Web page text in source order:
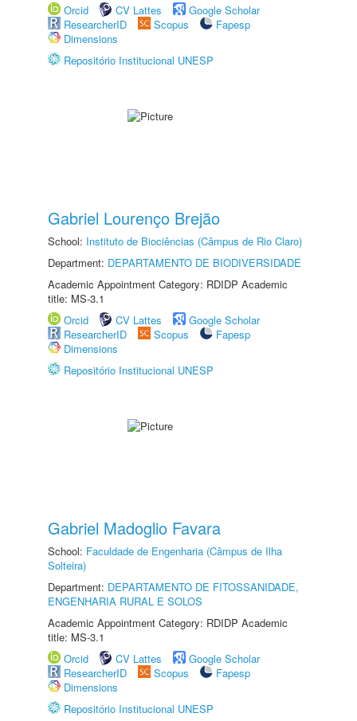
Orcid
CV Lattes
Google Scholar
ResearcherID
Scopus
Fapesp
Dimensions
Repositório Institucional UNESP
Gabriel Lourenço Brejão
School: Instituto de Biociências (Câmpus de Rio Claro)
Department: DEPARTAMENTO DE BIODIVERSIDADE
Academic Appointment Category: RDIDP Academic
title: MS-3.1
Orcid
CV Lattes
Google Scholar
ResearcherID
Scopus
Fapesp
Dimensions
Repositório Institucional UNESP
Gabriel Madoglio Favara
School: Faculdade de Engenharia (Câmpus de Ilha
Solteira)
Department: DEPARTAMENTO DE FITOSSANIDADE,
ENGENHARIA RURAL E SOLOS
Academic Appointment Category: RDIDP Academic
title: MS-3.1
Orcid
CV Lattes
Google Scholar
ResearcherID
Scopus
Fapesp
Dimensions
Repositório Institucional UNESP